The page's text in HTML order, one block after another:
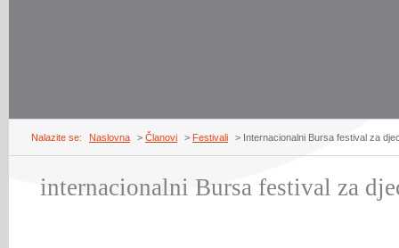
Nalazite se: Naslovna > Članovi > Festivali > Internacionalni Bursa festival za
internacionalni Bursa festival za